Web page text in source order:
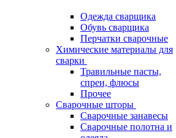
Одежда сварщика
Обувь сварщика
Перчатки сварочные
Химические материалы для
сварки
Травильные пасты,
спреи, флюсы
Прочее
Сварочные шторы
Сварочные занавесы
Сварочные полотна и